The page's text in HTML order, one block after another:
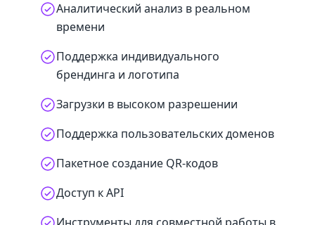
Аналитический анализ в реальном
времени
Поддержка индивидуального
брендинга и логотипа
Загрузки в высоком разрешении
Поддержка пользовательских доменов
Пакетное создание QR-кодов
Доступ к API